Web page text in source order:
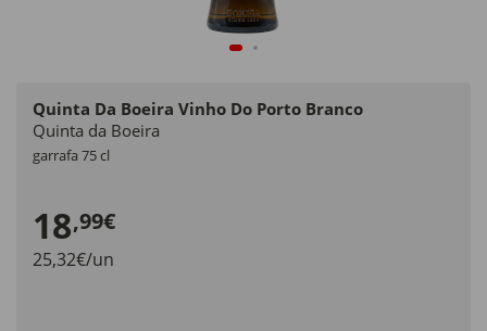
Quinta Da Boeira Vinho Do Porto Branco
Quinta da Boeira
garrafa 75 cl
18,99€
25,32€/un